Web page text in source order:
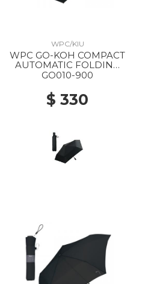
WPC/KIU
WPC GO-KOH COMPACT
AUTOMATIC FOLDING
PARASOL 900 BLACK
GO010-900
$ 330